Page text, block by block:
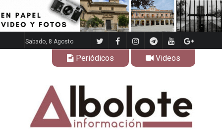
Sabado, 8 Agosto
Periódicos Videos